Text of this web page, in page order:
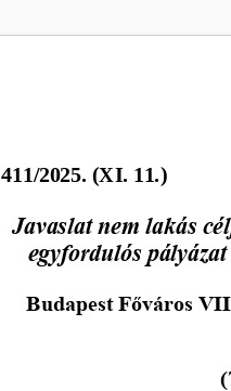
411/2025. (XI. 11.)
Javaslat nem lakás
egyfordulós
Budapest Főváros